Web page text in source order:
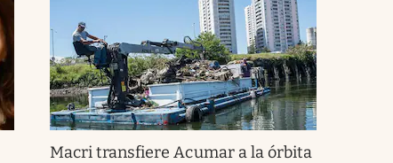
Macri transfiere Acumar a la órbita